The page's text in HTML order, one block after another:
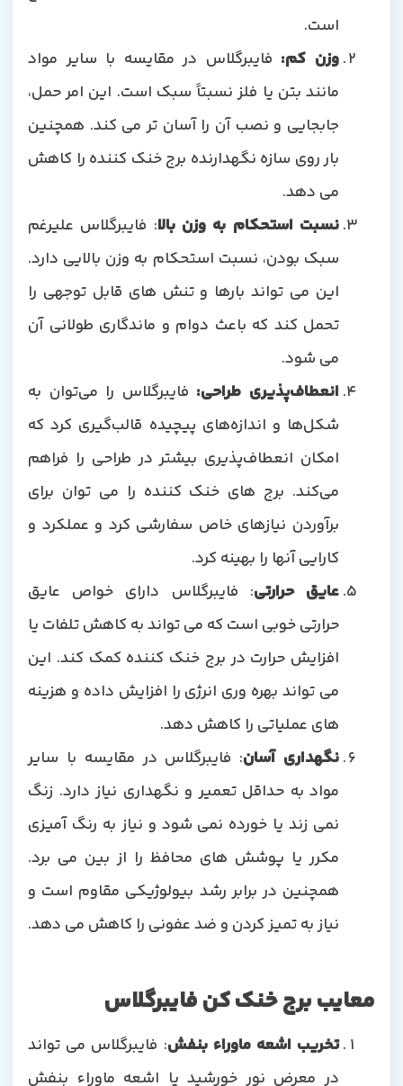
است.
وزن کم: فایبرگلاس در مقایسه با سایر مواد
مانند بتن یا فلز نسبتاً سبک است. این امر حمل،
جابجایی و نصب آن را آسان تر می کند. همچنین
بار روی سازه نگهدارنده برج خنک کننده را کاهش
می دهد.
نسبت استحکام به وزن بالا: فایبرگلاس علیرغم
سبک بودن، نسبت استحکام به وزن بالایی دارد.
این می تواند بارها و تنش های قابل توجهی را
تحمل کند که باعث دوام و ماندگاری طولانی آن
می شود.
انعطاف‌پذیری طراحی:فایبرگلاس را می‌توان به
شکل‌ها و اندازه‌های پیچیده قالب‌گیری کرد که
امکان انعطاف‌پذیری بیشتر در طراحی را فراهم
می‌کند. برج های خنک کننده را می توان برای
برآوردن نیازهای خاص سفارشی کرد و عملکرد و
کارایی آنها را بهینه کرد.
عایق حرارتی: فایبرگلاس دارای خواص عایق
حرارتی خوبی است که می تواند به کاهش تلفات یا
افزایش حرارت در برج خنک کننده کمک کند. این
می تواند بهره وری انرژی را افزایش داده و هزینه
های عملیاتی را کاهش دهد.
نگهداری آسان: فایبرگلاس در مقایسه با سایر
مواد به حداقل تعمیر و نگهداری نیاز دارد. زنگ
نمی زند یا خورده نمی شود و نیاز به رنگ آمیزی
مکرر یا پوشش های محافظ را از بین می برد.
همچنین در برابر رشد بیولوژیکی مقاوم است و
نیاز به تمیز کردن و ضد عفونی را کاهش می دهد.
معایب برج خنک کن فایبرگلاس
تخریب اشعه ماوراء بنفش: فایبرگلاس می تواند
در معرض نور خورشید یا اشعه ماوراء بنفش